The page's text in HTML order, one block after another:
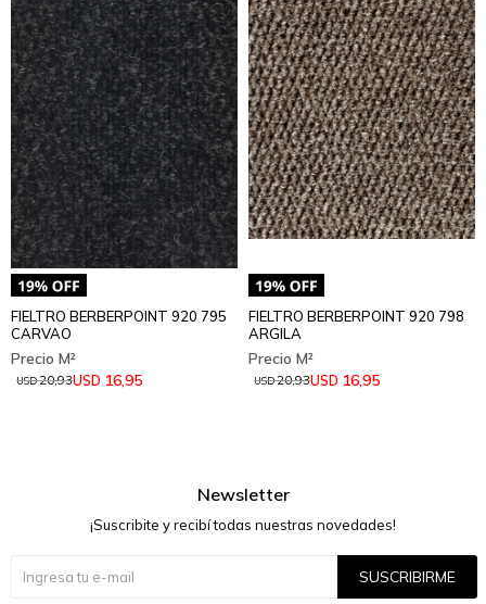
FIELTRO BERBERPOINT 920 795
CARVAO
USD 16,95
USD20,93
FIELTRO BERBERPOINT 920 798
ARGILA
USD 16,95
USD20,93
Newsletter
¡Suscribite y recibí todas nuestras novedades!
SUSCRIBIRME